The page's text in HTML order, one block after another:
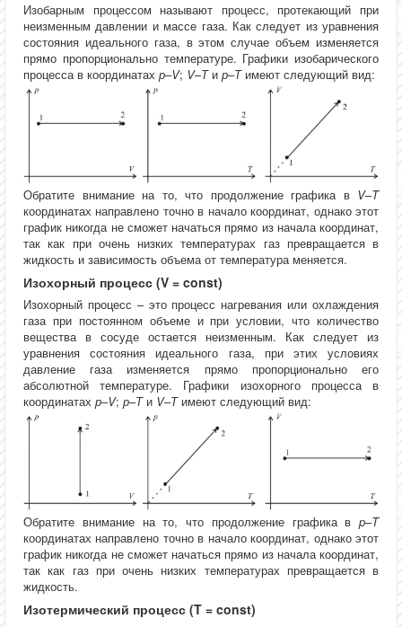
Изобарным процессом называют процесс, протекающий при
неизменным давлении и массе газа. Как следует из уравнения
состояния идеального газа, в этом случае объем изменяется
прямо пропорционально температуре. Графики изобарического
процесса в координатах р–V; V–Ти р–Тимеют следующий вид:
Обратите внимание на то, что продолжение графика в V–T
координатах направлено точно в начало координат, однако этот
график никогда не сможет начаться прямо из начала координат,
так как при очень низких температурах газ превращается в
жидкость и зависимость объема от температура меняется.
Изохорный процесс (V = const)
Изохорный процесс – это процесс нагревания или охлаждения
газа при постоянном объеме и при условии, что количество
вещества в сосуде остается неизменным. Как следует из
уравнения состояния идеального газа, при этих условиях
давление газа изменяется прямо пропорционально его
абсолютной температуре. Графики изохорного процесса в
координатах р–V; р–Ти V–Тимеют следующий вид:
Обратите внимание на то, что продолжение графика в p–T
координатах направлено точно в начало координат, однако этот
график никогда не сможет начаться прямо из начала координат,
так как газ при очень низких температурах превращается в
жидкость.
Изотермический процесс (T = const)